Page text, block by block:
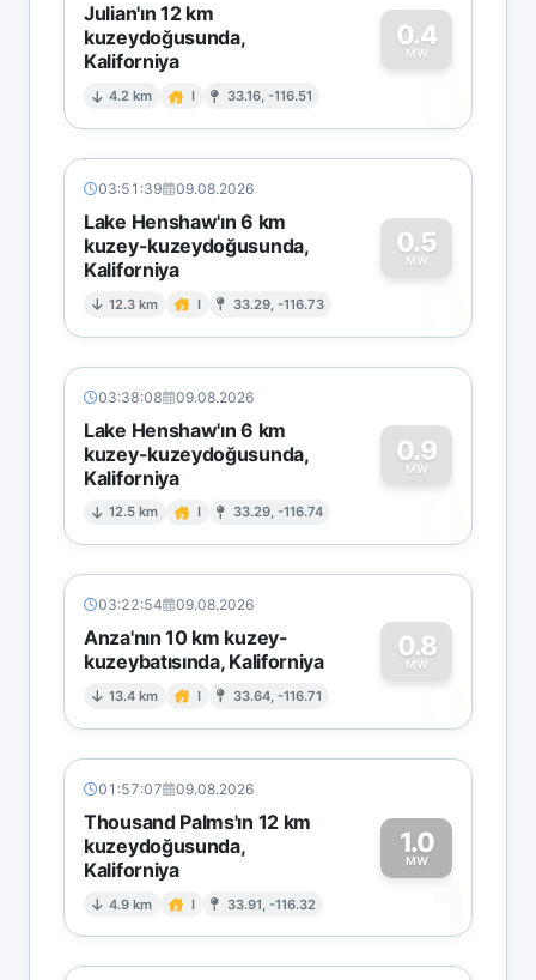
Julian'ın 12 km
kuzeydoğusunda,
Kaliforniya
4.2 km I 33.16, -116.51
0.4
MW
0
03:51:39 09.08.2026
Lake Henshaw'ın 6 km
kuzey-kuzeydoğusunda,
Kaliforniya
12.3 km I 33.29, -116.73
0.5
MW
0
03:38:08 09.08.2026
Lake Henshaw'ın 6 km
kuzey-kuzeydoğusunda,
Kaliforniya
12.5 km I 33.29, -116.74
0.9
MW
0
03:22:54 09.08.2026
Anza'nın 10 km kuzey-
kuzeybatısında, Kaliforniya
13.4 km I 33.64, -116.71
0.8
MW
0
01:57:07 09.08.2026
Thousand Palms'ın 12 km
kuzeydoğusunda,
Kaliforniya
4.9 km I 33.91, -116.32
1.0
MW
1